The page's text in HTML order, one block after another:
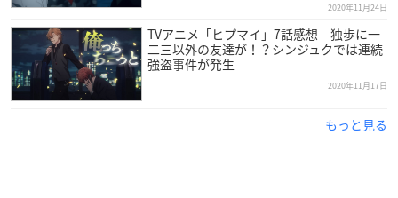
2020年11月24日
TVアニメ「ヒプマイ」7話感想 独歩に一
二三以外の友達が！？シンジュクでは連続
強盗事件が発生
2020年11月17日
もっと見る